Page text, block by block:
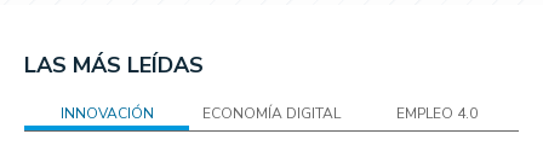
LAS MÁS LEÍDAS
INNOVACIÓN ECONOMÍA DIGITAL EMPLEO 4.0